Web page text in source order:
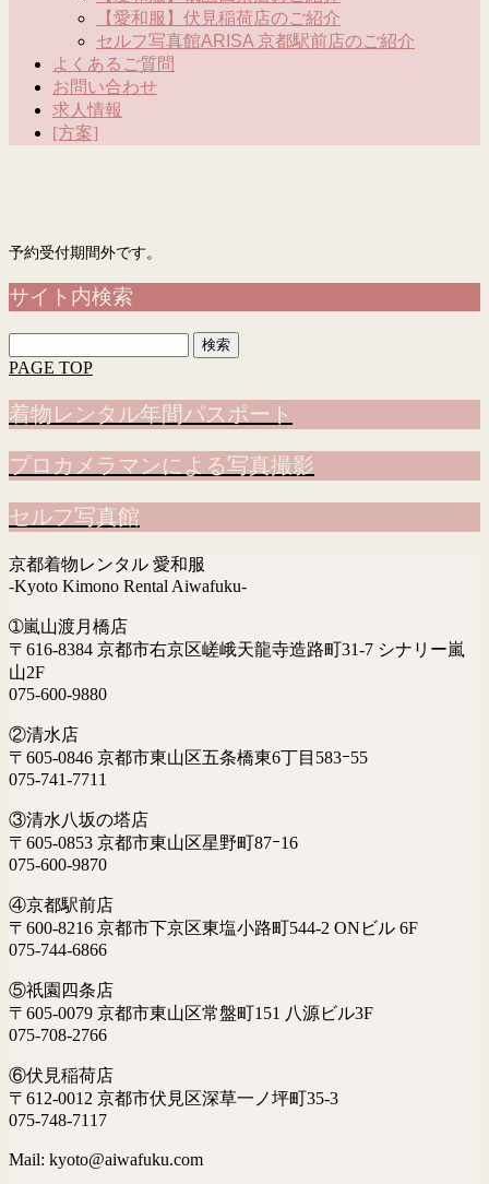
【愛和服】伏見稲荷店のご紹介
セルフ写真館ARISA 京都駅前店のご紹介
よくあるご質問
お問い合わせ
求人情報
[方案]
予約受付期間外です。
サイト内検索
索:
PAGE TOP
着物レンタル年間パスポート
プロカメラマンによる写真撮影
セルフ写真館
京都着物レンタル 愛和服
-Kyoto Kimono Rental Aiwafuku-
➀嵐山渡月橋店
〒616-8384 京都市右京区嵯峨天龍寺造路町31-7 シナリー嵐
山2F
075-600-9880
②清水店
〒605-0846 京都市東山区五条橋東6丁目583ｰ55
075-741-7711
③清水八坂の塔店
〒605-0853 京都市東山区星野町87ｰ16
075-600-9870
④京都駅前店
〒600-8216 京都市下京区東塩小路町544-2 ONビル 6F
075-744-6866
⑤祇園四条店
〒605-0079 京都市東山区常盤町151 八源ビル3F
075-708-2766
⑥伏見稲荷店
〒612-0012 京都市伏見区深草一ノ坪町35-3
075-748-7117
Mail: kyoto@aiwafuku.com